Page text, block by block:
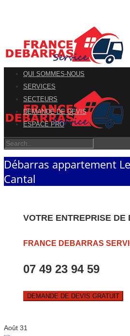
QUI SOMMES-NOUS
SERVICES
SECTEURS
DEMANDE DE DEVIS
ESPACE PRO
Débarras appartement
Cantal
VOTRE ENTREPRISE DE
FRANCE DEBARRAS
07 49 23 94 59
DEMANDE DE DEVIS GRATUIT
Août 31